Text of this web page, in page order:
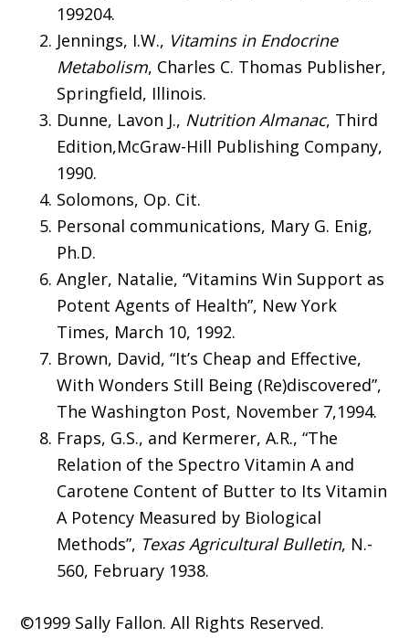
199204.
Jennings, I.W., Vitamins in Endocrine
Metabolism, Charles C. Thomas Publisher,
Springfield, Illinois.
Dunne, Lavon J., Nutrition Almanac, Third
Edition,McGraw-Hill Publishing Company,
1990.
Solomons, Op. Cit.
Personal communications, Mary G. Enig,
Ph.D.
Angler, Natalie, “Vitamins Win Support as
Potent Agents of Health”, New York
Times, March 10, 1992.
Brown, David, “It’s Cheap and Effective,
With Wonders Still Being (Re)discovered”,
The Washington Post, November 7,1994.
Fraps, G.S., and Kermerer, A.R., “The
Relation of the Spectro Vitamin A and
Carotene Content of Butter to Its Vitamin
A Potency Measured by Biological
Methods”, Texas Agricultural Bulletin, N.-
560, February 1938.
©1999 Sally Fallon. All Rights Reserved.